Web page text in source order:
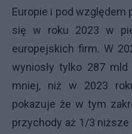
Europie i pod względem
się w roku 2023 w
europejskich firm. W
wyniosły tylko 287
mniej, niż w 2023
pokazuje że w tym
przychody aż 1/3